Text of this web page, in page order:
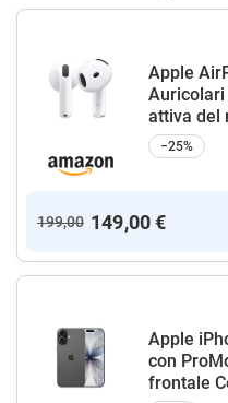
Apple
Auricolari
attiva del
−25%
199,00 149,00 €
Apple
con
frontale